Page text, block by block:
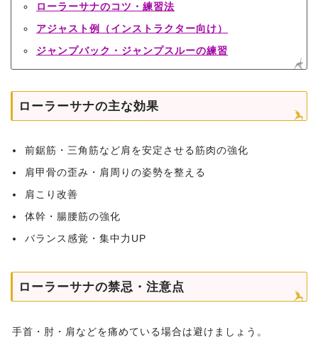
ローラーサナのコツ・練習法
アジャスト例（インストラクター向け）
ジャンプバック・ジャンプスルーの練習
ローラーサナの主な効果
前鋸筋・三角筋など肩を安定させる筋肉の強化
肩甲骨の歪み・肩周りの姿勢を整える
肩こり改善
体幹・腸腰筋の強化
バランス感覚・集中力UP
ローラーサナの禁忌・注意点
手首・肘・肩などを痛めている場合は避けましょう。